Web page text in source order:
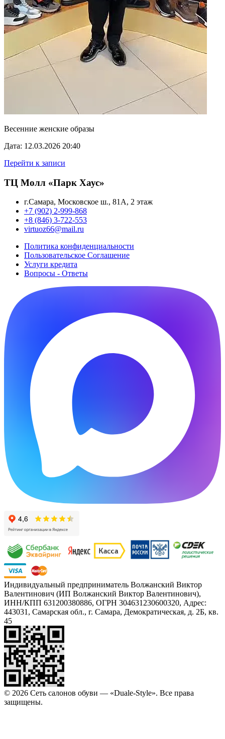
Весенние женские образы
Дата: 12.03.2026 20:40
Перейти к записи
ТЦ Молл «Парк Хаус»
г.Самара, Московское ш., 81А, 2 этаж
+7 (902) 2-999-868
+8 (846) 3-722-553
virtuoz66@mail.ru
Политика конфиденциальности
Пользовательское Cоглашение
Услуги кредита
Вопросы - Ответы
Индивидуальный предприниматель Волжанский Виктор
Валентинович (ИП Волжанский Виктор Валентинович),
ИНН/КПП 631200380886, ОГРН 304631230600320, Адрес:
443031, Самарская обл., г. Самара, Демократическая, д. 2Б, кв.
45
© 2026 Сеть салонов обуви — «Duale-Style». Все права
защищены.